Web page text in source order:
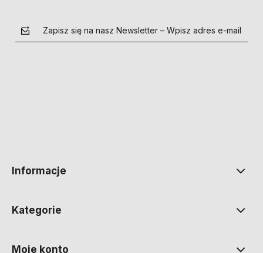
Zapisz się na nasz Newsletter – Wpisz adres e-mail
Informacje
Kategorie
Moje konto